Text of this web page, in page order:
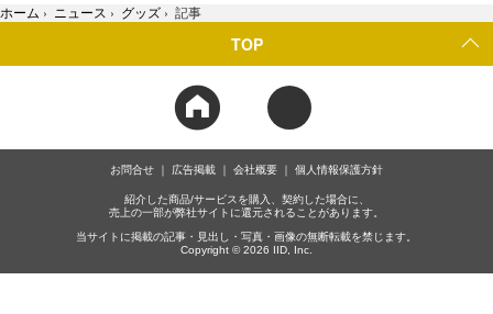
ホーム › ニュース › グッズ › 記事
TOP
お問合せ 広告掲載 会社概要 個人情報保護方針
紹介した商品/サービスを購入、契約した場合に、
売上の一部が弊社サイトに還元されることがあります。
当サイトに掲載の記事・見出し・写真・画像の無断転載を禁じます。
Copyright © 2026 IID, Inc.